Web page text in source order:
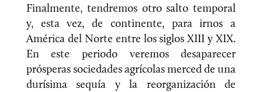
Finalmente, tendremos otro salto temporal
y, esta vez, de continente, para irnos a
América del Norte entre los siglos XIII y XIX.
En este periodo veremos desaparecer
prósperas sociedades agrícolas merced de una
durísima sequía y la reorganización de